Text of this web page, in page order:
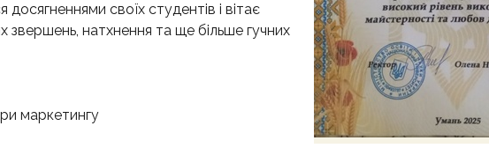
своїх студентів і вітає
натхнення та ще більше гучних
маркетингу